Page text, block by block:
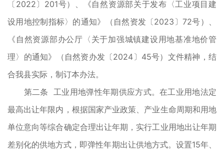
〔2022〕201号）、《自然资源部关于发布〈工业项目建
设用地控制指标〉的通知》（自然资发〔2023〕72号）、
《自然资源部办公厅〈关于加强城镇建设用地基准地价管
理〉的通知》（自然资办发〔2024〕45号）文件精神，结
合我县实际，制订本办法。
第二条 工业用地弹性年期供应方式。在工业用地法定
最高出让年限内，根据国家产业政策、产业生命周期和用地
单位意向等综合确定合理出让年期，实行工业用地出让年期
差别化的供地方式，即弹性年期出让供地方式。设置15年、